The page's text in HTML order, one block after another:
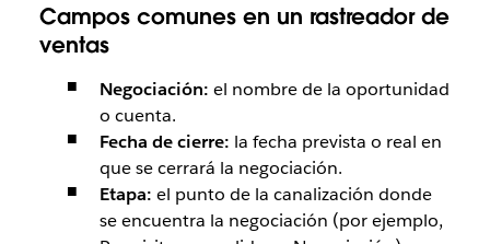
Campos comunes en un rastreador de
ventas
Negociación: el nombre de la oportunidad
o cuenta.
Fecha de cierre: la fecha prevista o real en
que se cerrará la negociación.
Etapa: el punto de la canalización donde
se encuentra la negociación (por ejemplo,